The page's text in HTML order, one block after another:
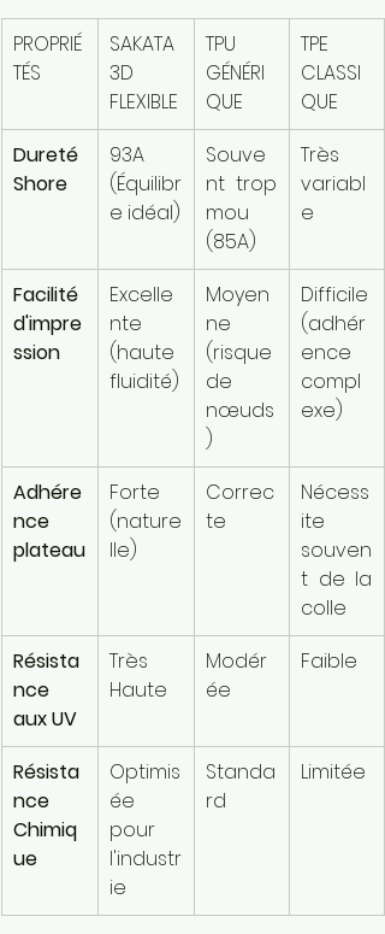
PROPRIÉ
TÉS
SAKATA
3D
FLEXIBLE
TPU
GÉNÉRI
QUE
TPE
CLASSI
QUE
Dureté
Shore
93A
(Équilibr
e idéal)
Souve
nt trop
mou
(85A)
Très
variabl
e
Facilité
d'impre
ssion
Excelle
nte
(haute
fluidité)
Moyen
ne
(risque
de
nœuds
)
Difficile
(adhér
ence
compl
exe)
Adhére
nce
plateau
Forte
(nature
lle)
Correc
te
Nécess
ite
souven
t de la
colle
Résista
nce
aux UV
Très
Haute
Modér
ée
Faible
Résista
nce
Chimiq
ue
Optimis
ée
pour
l'industr
ie
Standa
rd
Limitée